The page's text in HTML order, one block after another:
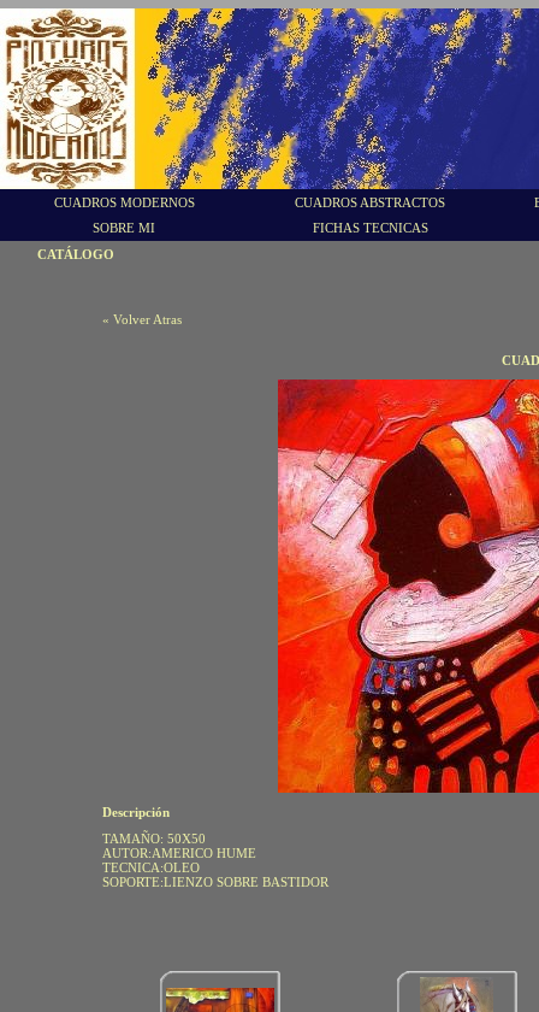
CUADROS MODERNOS CUADROS ABSTRACTOS
SOBRE MI
FICHAS TECNICAS
CATÁLOGO
« Volver Atras
Descripción
TAMAÑO: 50X50
AUTOR:AMERICO HUME
TECNICA:OLEO
SOPORTE:LIENZO SOBRE BASTIDOR